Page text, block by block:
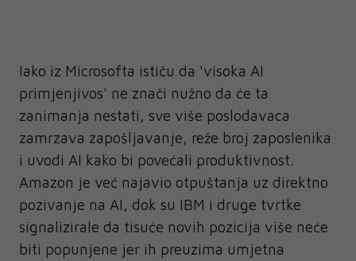
Iako iz Microsofta ističu da 'visoka AI
primjenjivos' ne znači nužno da će ta
zanimanja nestati, sve više poslodavaca
zamrzava zapošljavanje, reže broj zaposlenika
i uvodi AI kako bi povećali produktivnost.
Amazon je već najavio otpuštanja uz direktno
pozivanje na AI, dok su IBM i druge tvrtke
signalizirale da tisuće novih pozicija više neće
biti popunjene jer ih preuzima umjetna